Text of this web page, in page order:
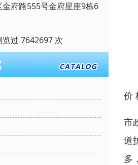
金府路555号金府星座9栋6
过 7642697 次
价
市
道
多